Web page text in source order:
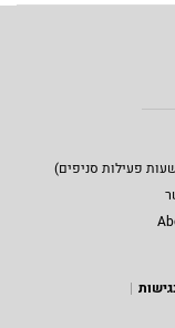
פעילות סניפים)